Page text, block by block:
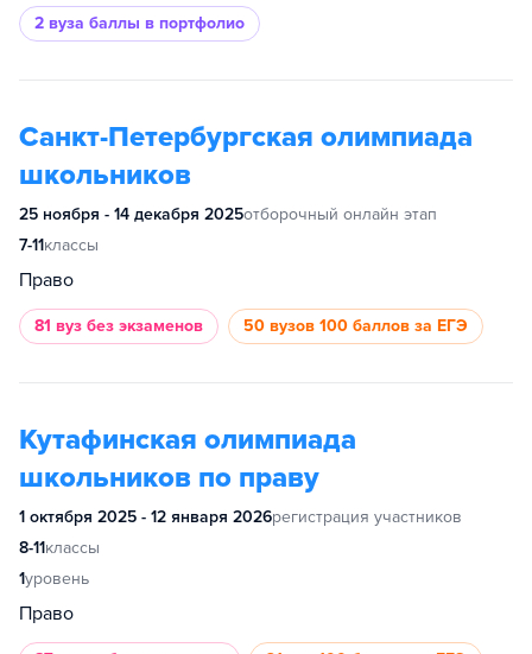
2 вуза баллы в портфолио
Санкт-Петербургская олимпиада
школьников
25 ноября - 14 декабря 2025отборочный онлайн этап
7-11классы
Право
81 вуз без экзаменов 50 вузов 100 баллов за ЕГЭ
Кутафинская олимпиада
школьников по праву
1 октября 2025 - 12 января 2026регистрация участников
8-11классы
1уровень
Право